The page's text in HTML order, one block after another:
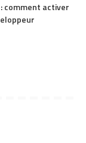
comment activer